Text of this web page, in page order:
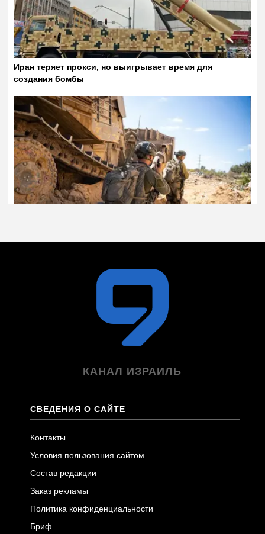
КАНАЛ ИЗРАИЛЬ
СВЕДЕНИЯ О САЙТЕ
Контакты
Условия пользования сайтом
Состав редакции
Заказ рекламы
Политика конфиденциальности
Бриф